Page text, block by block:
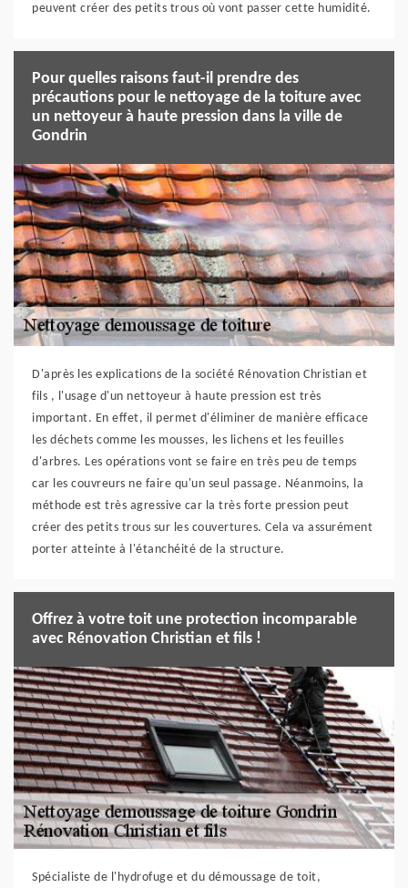
peuvent créer des petits trous où vont passer cette humidité.
Pour quelles raisons faut-il prendre des
précautions pour le nettoyage de la toiture avec
un nettoyeur à haute pression dans la ville de
Gondrin
D'après les explications de la société Rénovation Christian et
fils , l'usage d'un nettoyeur à haute pression est très
important. En effet, il permet d'éliminer de manière efficace
les déchets comme les mousses, les lichens et les feuilles
d'arbres. Les opérations vont se faire en très peu de temps
car les couvreurs ne faire qu'un seul passage. Néanmoins, la
méthode est très agressive car la très forte pression peut
créer des petits trous sur les couvertures. Cela va assurément
porter atteinte à l'étanchéité de la structure.
Offrez à votre toit une protection incomparable
avec Rénovation Christian et fils !
Spécialiste de l'hydrofuge et du démoussage de toit,